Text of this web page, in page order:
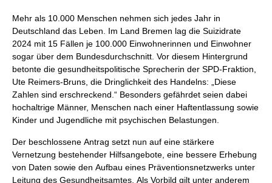
Mehr als 10.000 Menschen nehmen sich jedes Jahr in
Deutschland das Leben. Im Land Bremen lag die Suizidrate
2024 mit 15 Fällen je 100.000 Einwohnerinnen und Einwohner
sogar über dem Bundesdurchschnitt. Vor diesem Hintergrund
betonte die gesundheitspolitische Sprecherin der SPD-Fraktion,
Ute Reimers-Bruns, die Dringlichkeit des Handelns: „Diese
Zahlen sind erschreckend.“ Besonders gefährdet seien dabei
hochaltrige Männer, Menschen nach einer Haftentlassung sowie
Kinder und Jugendliche mit psychischen Belastungen.
Der beschlossene Antrag setzt nun auf eine stärkere
Vernetzung bestehender Hilfsangebote, eine bessere Erhebung
von Daten sowie den Aufbau eines Präventionsnetzwerks unter
Leitung des Gesundheitsamtes. Als Vorbild gilt unter anderem